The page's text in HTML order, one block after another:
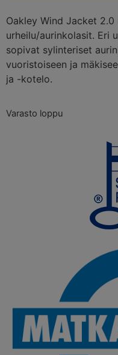
Oakley Wind Jacket
urheilu/aurinkolasit. Eri
sopivat sylinteriset
vuoristoiseen ja
ja -kotelo.
Varasto loppu